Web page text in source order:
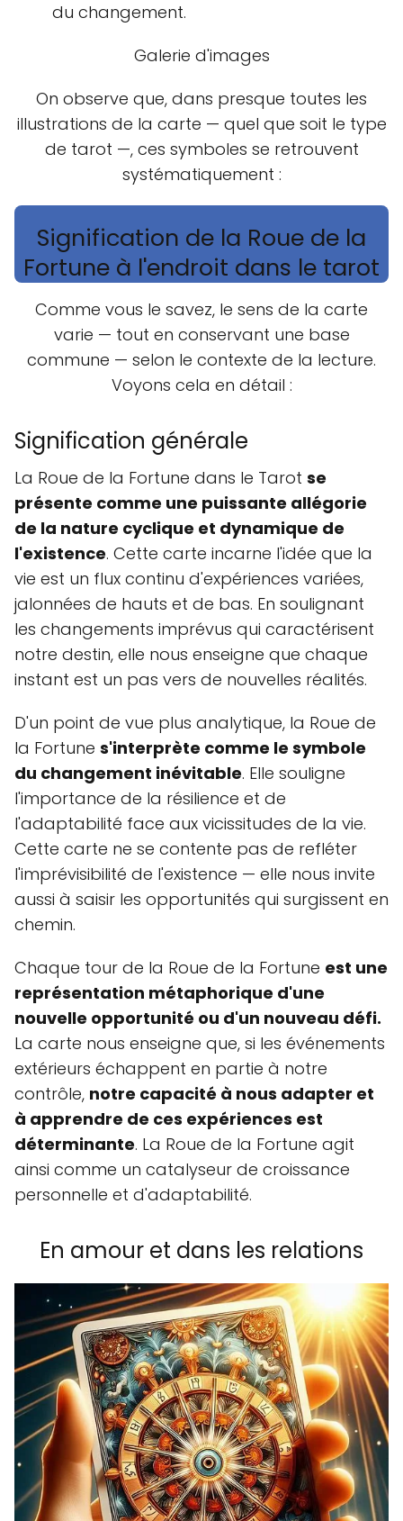
du changement.
Galerie d'images
On observe que, dans presque toutes les
illustrations de la carte — quel que soit le type
de tarot —, ces symboles se retrouvent
systématiquement :
Signification de la Roue de la
Fortune à l'endroit dans le tarot
Comme vous le savez, le sens de la carte
varie — tout en conservant une base
commune — selon le contexte de la lecture.
Voyons cela en détail :
Signification générale
La Roue de la Fortune dans le Tarot se
présente comme une puissante allégorie
de la nature cyclique et dynamique de
l'existence. Cette carte incarne l'idée que la
vie est un flux continu d'expériences variées,
jalonnées de hauts et de bas. En soulignant
les changements imprévus qui caractérisent
notre destin, elle nous enseigne que chaque
instant est un pas vers de nouvelles réalités.
D'un point de vue plus analytique, la Roue de
la Fortune s'interprète comme le symbole
du changement inévitable. Elle souligne
l'importance de la résilience et de
l'adaptabilité face aux vicissitudes de la vie.
Cette carte ne se contente pas de refléter
l'imprévisibilité de l'existence — elle nous invite
aussi à saisir les opportunités qui surgissent en
chemin.
Chaque tour de la Roue de la Fortune est une
représentation métaphorique d'une
nouvelle opportunité ou d'un nouveau défi.
La carte nous enseigne que, si les événements
extérieurs échappent en partie à notre
contrôle, notre capacité à nous adapter et
à apprendre de ces expériences est
déterminante. La Roue de la Fortune agit
ainsi comme un catalyseur de croissance
personnelle et d'adaptabilité.
En amour et dans les relations